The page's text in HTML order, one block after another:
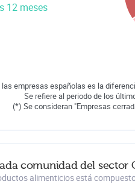
12 meses
empresas españolas es la
Se refiere al periodo de los
(*) Se consideran "Empresas
comunidad del
alimenticios está